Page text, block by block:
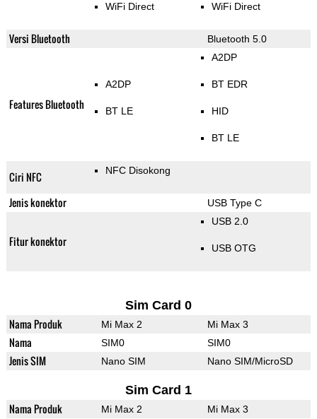
WiFi Direct WiFi Direct
Versi Bluetooth Bluetooth 5.0
Features Bluetooth
A2DP
BT LE
A2DP
BT EDR
HID
BT LE
Ciri NFC NFC Disokong
Jenis konektor USB Type C
Fitur konektor
USB 2.0
USB OTG
Sim Card 0
Nama Produk Mi Max 2 Mi Max 3
Nama SIM0 SIM0
Jenis SIM Nano SIM Nano SIM/MicroSD
Sim Card 1
Nama Produk Mi Max 2 Mi Max 3